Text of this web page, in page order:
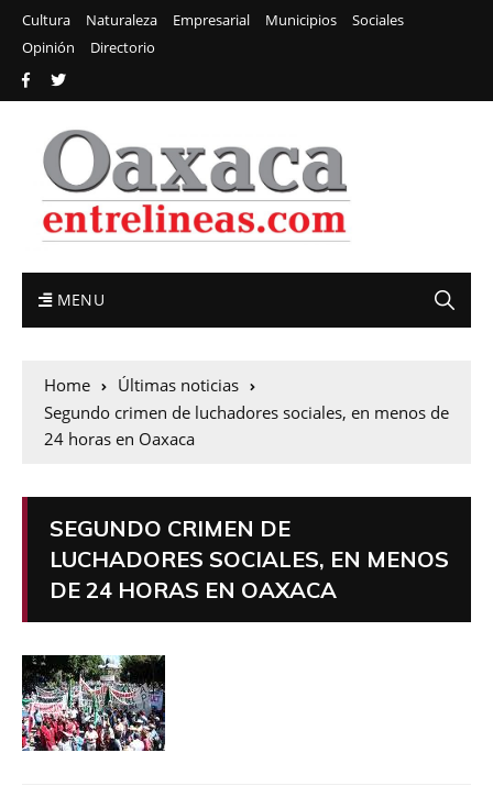
Cultura Naturaleza Empresarial Municipios
Sociales
Opinión
Directorio
MENU
Home
Últimas noticias
Segundo crimen de luchadores sociales, en menos de
24 horas en Oaxaca
SEGUNDO CRIMEN DE
LUCHADORES SOCIALES, EN MENOS
DE 24 HORAS EN OAXACA